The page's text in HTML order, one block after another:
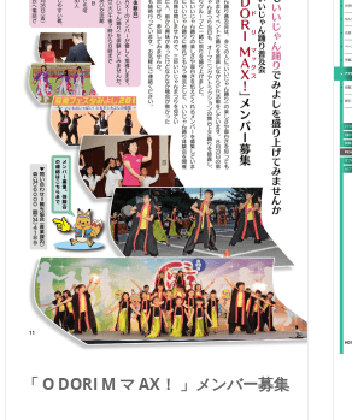
「 O DORI M マ AX！ 」メンバー募集